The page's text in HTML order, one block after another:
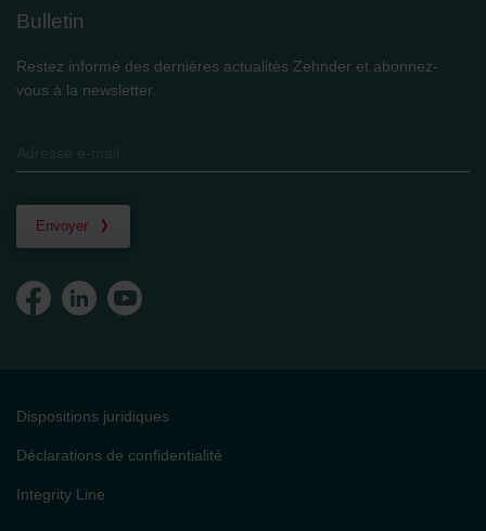
Bulletin
Restez informé des dernières actualités Zehnder et abonnez-
vous à la newsletter.
Envoyer
Dispositions juridiques
Déclarations de confidentialité
Integrity Line